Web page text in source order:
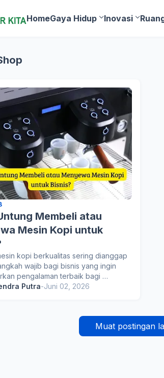
HomeGaya Hidup Inovasi
Membeli atau
Mesin Kopi untuk
kopi berkualitas sering dianggap
wajib bagi bisnis yang ingin
pengalaman terbaik bagi …
Putra-Juni 02, 2026
Muat postingan